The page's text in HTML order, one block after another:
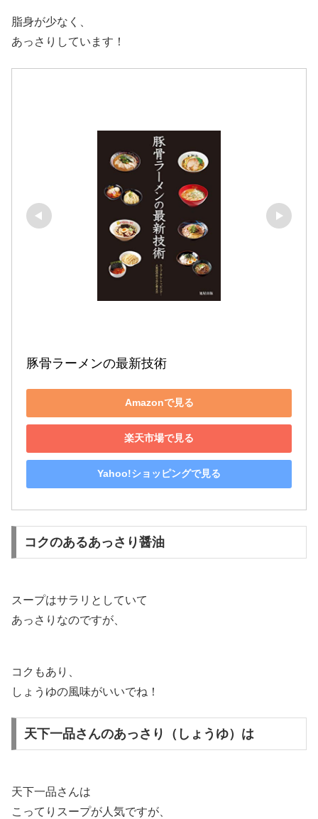
脂身が少なく、
あっさりしています！
豚骨ラーメンの最新技術
Amazonで見る
楽天市場で見る
Yahoo!ショッピングで見る
コクのあるあっさり醤油
スープはサラリとしていて
あっさりなのですが、
コクもあり、
しょうゆの風味がいいでね！
天下一品さんのあっさり（しょうゆ）は
天下一品さんは
こってりスープが人気ですが、